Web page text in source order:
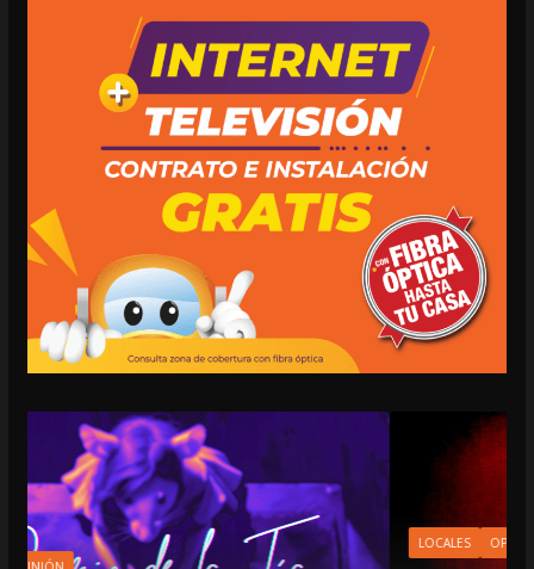
LOCALES OPINIÓN